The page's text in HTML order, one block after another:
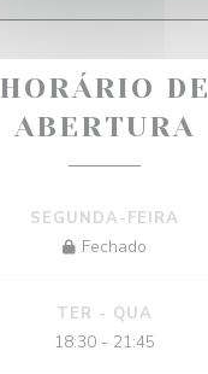
HORÁRIO DE
ABERTURA
SEGUNDA-FEIRA
Fechado
TER - QUA
18:30 - 21:45